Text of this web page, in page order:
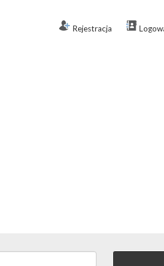
Rejestracja